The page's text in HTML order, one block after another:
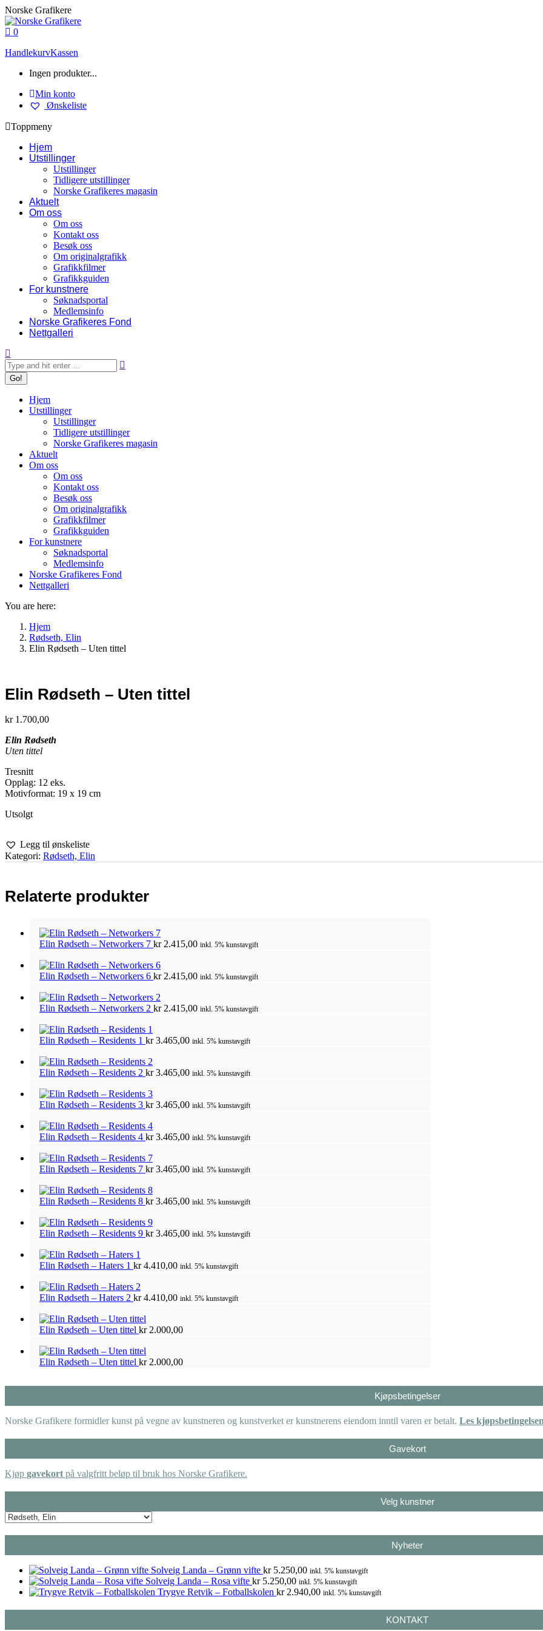
Skip
to
content
Norske Grafikere
0
HandlekurvKassen
Ingen produkter...
Min konto
Ønskeliste
Toppmeny
Hjem
Utstillinger
Utstillinger
Tidligere utstillinger
Norske Grafikeres magasin
Aktuelt
Om oss
Om oss
Kontakt oss
Besøk oss
Om originalgrafikk
Grafikkfilmer
Grafikkguiden
For kunstnere
Søknadsportal
Medlemsinfo
Norske Grafikeres Fond
Nettgalleri
Search:
Hjem
Utstillinger
Utstillinger
Tidligere utstillinger
Norske Grafikeres magasin
Aktuelt
Om oss
Om oss
Kontakt oss
Besøk oss
Om originalgrafikk
Grafikkfilmer
Grafikkguiden
For kunstnere
Søknadsportal
Medlemsinfo
Norske Grafikeres Fond
Nettgalleri
You are here:
Hjem
Rødseth, Elin
Elin Rødseth – Uten tittel
Elin Rødseth – Uten tittel
kr1.700,00
Elin Rødseth
Uten tittel
Tresnitt
Opplag: 12 eks.
Motivformat: 19 x 19 cm
Utsolgt
Legg til ønskeliste
Kategori: Rødseth, Elin
Relaterte produkter
Elin Rødseth – Networkers 7 kr2.415,00 inkl. 5% kunstavgift
Elin Rødseth – Networkers 6 kr2.415,00 inkl. 5% kunstavgift
Elin Rødseth – Networkers 2 kr2.415,00 inkl. 5% kunstavgift
Elin Rødseth – Residents 1 kr3.465,00 inkl. 5% kunstavgift
Elin Rødseth – Residents 2 kr3.465,00 inkl. 5% kunstavgift
Elin Rødseth – Residents 3 kr3.465,00 inkl. 5% kunstavgift
Elin Rødseth – Residents 4 kr3.465,00 inkl. 5% kunstavgift
Elin Rødseth – Residents 7 kr3.465,00 inkl. 5% kunstavgift
Elin Rødseth – Residents 8 kr3.465,00 inkl. 5% kunstavgift
Elin Rødseth – Residents 9 kr3.465,00 inkl. 5% kunstavgift
Elin Rødseth – Haters 1 kr4.410,00 inkl. 5% kunstavgift
Elin Rødseth – Haters 2 kr4.410,00 inkl. 5% kunstavgift
Elin Rødseth – Uten tittel kr2.000,00
Elin Rødseth – Uten tittel kr2.000,00
Kjøpsbetingelser
Norske Grafikere formidler kunst på vegne av kunstneren og kunstverket er kunstnerens eiendom inntil varen er betalt. Les
Gavekort
Kjøp gavekort på valgfritt beløp til bruk hos Norske Grafikere.
Velg kunstner
Nyheter
Solveig Landa – Grønn vifte kr5.250,00 inkl. 5% kunstavgift
Solveig Landa – Rosa vifte kr5.250,00 inkl. 5% kunstavgift
Trygve Retvik – Fotballskolen kr2.940,00 inkl. 5% kunstavgift
KONTAKT